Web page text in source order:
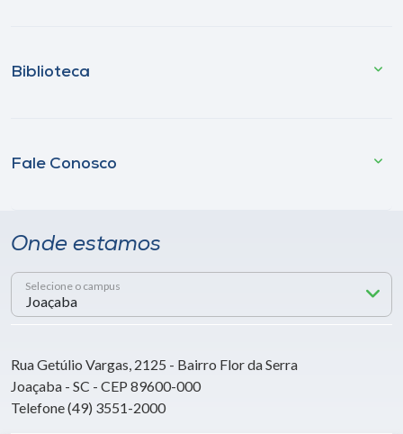
Biblioteca
Fale Conosco
Onde estamos
Selecione o campus
Rua Getúlio Vargas, 2125 - Bairro Flor da Serra
Joaçaba - SC - CEP 89600-000
Telefone (49) 3551-2000